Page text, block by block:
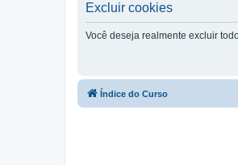
Excluir cookies
Você deseja realmente excluir
Índice do Curso